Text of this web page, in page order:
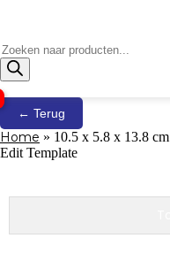
Producten
zoeken
← Terug
Home » 10.5 x 5.8 x 13.8 cm
Edit Template